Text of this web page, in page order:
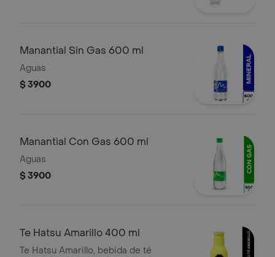
Manantial Sin Gas 600 ml
Aguas
$ 3900
Manantial Con Gas 600 ml
Aguas
$ 3900
Te Hatsu Amarillo 400 ml
Te Hatsu Amarillo, bebida de té